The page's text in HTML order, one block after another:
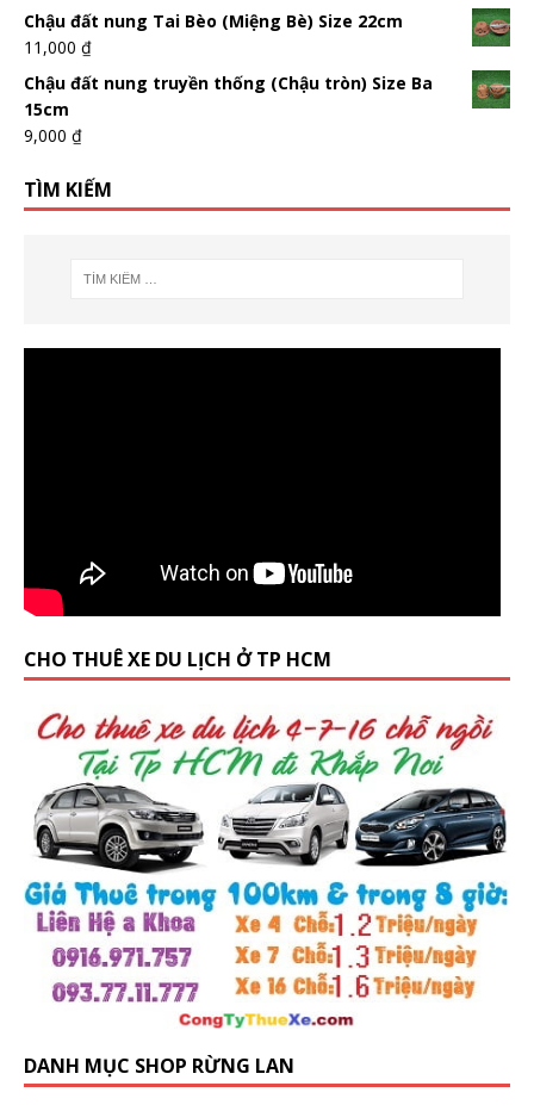
Chậu đất nung Tai Bèo (Miệng Bè) Size 22cm
11,000 ₫
Chậu đất nung truyền thống (Chậu tròn) Size Ba
15cm
9,000 ₫
TÌM KIẾM
CHO THUÊ XE DU LỊCH Ở TP HCM
DANH MỤC SHOP RỪNG LAN